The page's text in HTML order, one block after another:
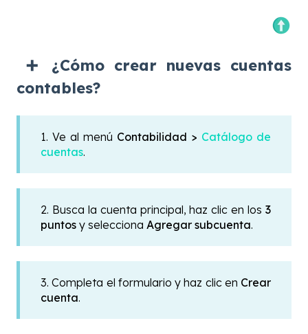
➕ ¿Cómo crear nuevas cuentas
contables?
1. Ve al menú Contabilidad > Catálogo de
cuentas.
2. Busca la cuenta principal, haz clic en los 3
puntos y selecciona Agregar subcuenta.
3. Completa el formulario y haz clic en Crear
cuenta.